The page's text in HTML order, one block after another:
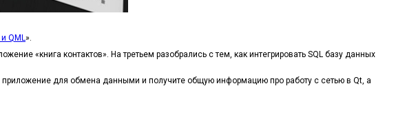
QML ».
«книга контактов». На третьем разобрались с тем, как интегрировать SQL базу данных
для обмена данными и получите общую информацию про работу с сетью в Qt, а